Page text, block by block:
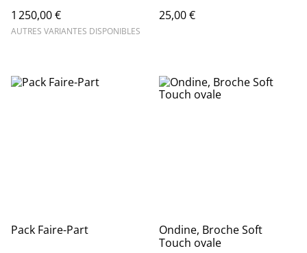
1 250,00 €
AUTRES VARIANTES DISPONIBLES
25,00 €
Pack Faire-Part
Ondine, Broche Soft
Touch ovale